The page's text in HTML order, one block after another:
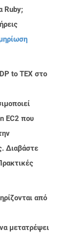
Ruby;
to TEX στο
EC2 που
Διαβάστε
από
μετατρέψει